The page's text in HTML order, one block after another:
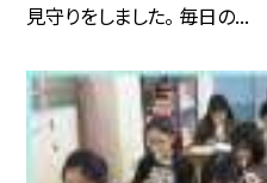
見守りをしました。 毎日の...